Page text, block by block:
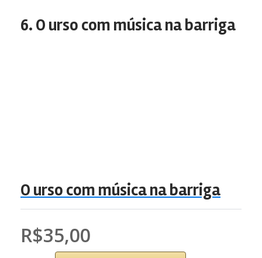
6. O urso com música na barriga
O urso com música na barriga
R$35,00